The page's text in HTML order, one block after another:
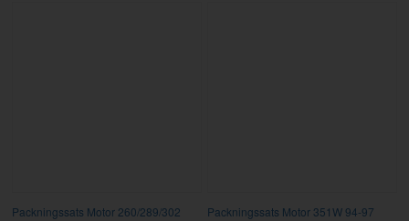
Packningssats Motor 260/289/302 Packningssats Motor 351W 94-97